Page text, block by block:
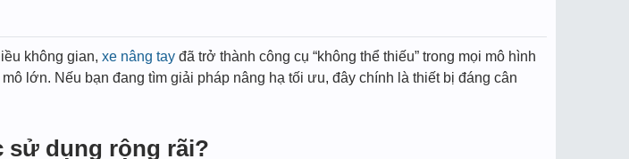
không gian, xe nâng tay đã trở thành công cụ “không thể thiếu” trong mọi mô hình
lớn. Nếu bạn đang tìm giải pháp nâng hạ tối ưu, đây chính là thiết bị đáng cân
sử dụng rộng rãi?